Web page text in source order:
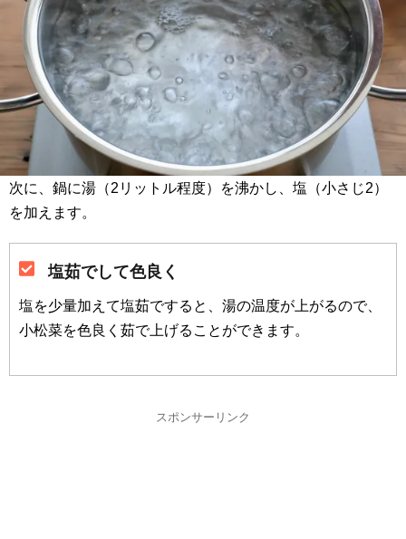
次に、鍋に湯（2リットル程度）を沸かし、塩（小さじ2）
を加えます。
塩茹でして色良く
塩を少量加えて塩茹ですると、湯の温度が上がるので、
小松菜を色良く茹で上げることができます。
スポンサーリンク